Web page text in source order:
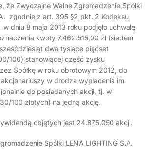
że Zwyczajne Walne Zgromadzenie Spółki
zgodnie z art. 395 §2 pkt. 2 Kodeksu
dniu 8 maja 2013 roku podjęło uchwałę
kwoty 7.462.515,00 zł (siedem
dwa tysiące pięćset
100) stanowiącej część zysku
Spółkę w roku obrotowym 2012, do
w drodze wypłacenia im
do posiadanych akcji, tj. w
100 złotych) na jedną akcję.
objętych jest 24.875.050 akcji.
Spółki LENA LIGHTING S.A.